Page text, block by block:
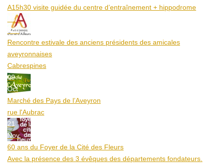
A15h30 visite guidée du centre d’entraînement + hippodrome
25
Aoû
Rencontre estivale des anciens présidents des amicales
aveyronnaises
Cabrespines
09
Oct
Marché des Pays de l’Aveyron
rue l'Aubrac
21
Nov
60 ans du Foyer de la Cité des Fleurs
Avec la présence des 3 évêques des départements fondateurs.